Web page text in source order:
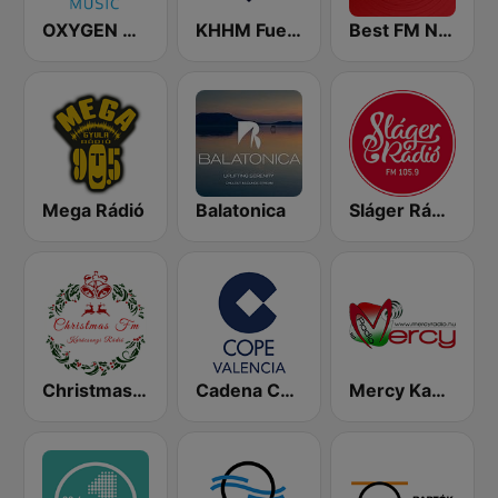
OXYGEN MUSIC KHHM Fuego 101.9 Best FM Nyíregyháza
Mega Rádió Balatonica Sláger Rádió
Christmas FM - Hungary Cadena COPE Valencia Mercy Kabaré